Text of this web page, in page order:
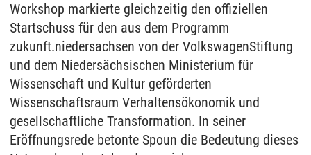
Workshop markierte gleichzeitig den offiziellen
Startschuss für den aus dem Programm
zukunft.niedersachsen von der VolkswagenStiftung
und dem Niedersächsischen Ministerium für
Wissenschaft und Kultur geförderten
Wissenschaftsraum Verhaltensökonomik und
gesellschaftliche Transformation. In seiner
Eröffnungsrede betonte Spoun die Bedeutung dieses